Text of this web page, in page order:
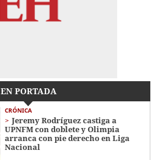
EN PORTADA
CRÓNICA
Jeremy Rodríguez castiga a
UPNFM con doblete y Olimpia
arranca con pie derecho en Liga
Nacional